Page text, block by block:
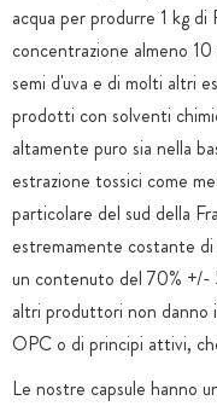
acqua per produrre 1 kg
concentrazione almeno
semi d'uva e di molti altri
prodotti con solventi
altamente puro sia nella
estrazione tossici come
particolare del sud della
estremamente costante
un contenuto del 70% +/-
altri produttori non danno
OPC o di principi attivi,
Le nostre capsule hanno